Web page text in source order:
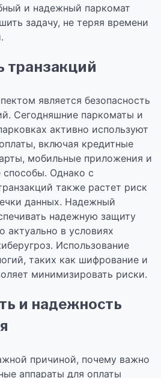
и надежный паркомат
задачу, не теряя времени
транзакций
является безопасность
Сегодняшние паркоматы и
активно используют
включая кредитные
мобильные приложения и
способы. Однако с
также растет риск
данных. Надежный
надежную защиту
актуально в условиях
Использование
таких как шифрование и
минимизировать риски.
и надежность
причиной, почему важно
аппараты для оплаты